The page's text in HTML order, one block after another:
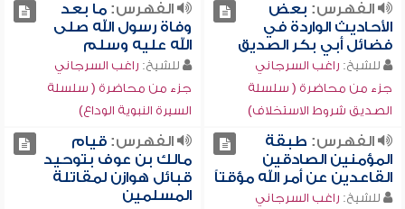
الفهرس: بعض
الأحاديث الواردة في
فضائل أبي بكر الصديق
للشيخ: راغب السرجاني
جزء من محاضرة ( سلسلة
الصديق شروط الاستخلاف)
الفهرس:ما بعد
وفاة رسول الله صلى
الله عليه وسلم
للشيخ: راغب السرجاني
جزء من محاضرة ( سلسلة
السيرة النبوية الوداع)
الفهرس: طبقة
المؤمنين الصادقين
القاعدين عن أمر الله مؤقتاً
للشيخ: راغب السرجاني
الفهرس:قيام
مالك بن عوف بتوحيد
قبائل هوازن لمقاتلة
المسلمين